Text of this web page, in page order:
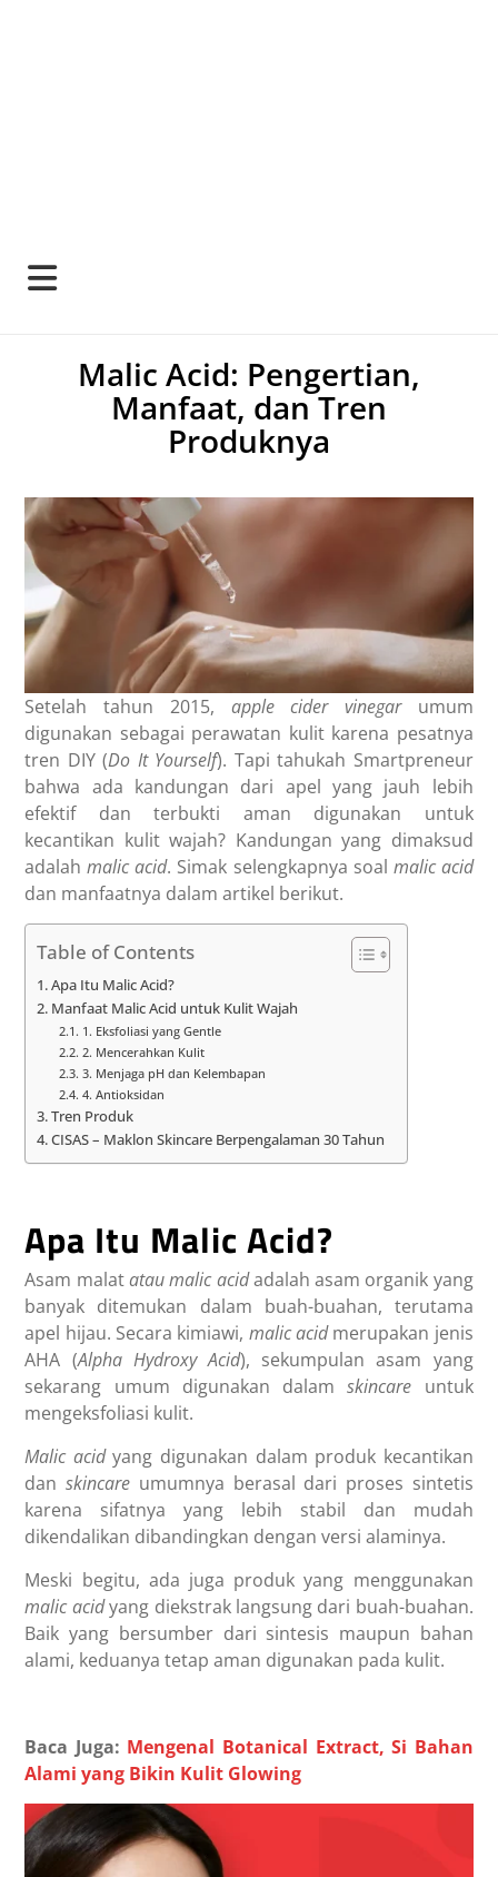
Malic Acid: Pengertian,
Manfaat, dan Tren
Produknya
Setelah tahun 2015, apple cider vinegarumum
digunakan sebagai perawatan kulit karena pesatnya
tren DIY (Do It Yourself). Tapi tahukah Smartpreneur
bahwa ada kandungan dari apel yang jauh lebih
efektif dan terbukti aman digunakan untuk
kecantikan kulit wajah? Kandungan yang dimaksud
adalahmalic acid. Simak selengkapnya soal malic acid
dan manfaatnya dalam artikel berikut.
Table of Contents
Apa Itu Malic Acid?
Manfaat Malic Acid untuk Kulit Wajah
1. Eksfoliasi yang Gentle
2. Mencerahkan Kulit
3. Menjaga pH dan Kelembapan
4. Antioksidan
Tren Produk
CISAS – Maklon Skincare Berpengalaman 30 Tahun
Apa Itu Malic Acid?
Asam malatatau malic acidadalah asam organik yang
banyak ditemukan dalam buah-buahan, terutama
apel hijau. Secara kimiawi, malic acidmerupakan jenis
AHA (Alpha Hydroxy Acid), sekumpulan asam yang
sekarang umum digunakan dalamskincare untuk
mengeksfoliasi kulit.
Malic acidyang digunakan dalam produk kecantikan
dan skincare umumnya berasal dari proses sintetis
karena sifatnya yang lebih stabil dan mudah
dikendalikan dibandingkan dengan versi alaminya.
Meski begitu, ada juga produk yang menggunakan
malic acidyang diekstrak langsung dari buah-buahan.
Baik yang bersumber dari sintesis maupun bahan
alami, keduanya tetap aman digunakan pada kulit.
Baca Juga: Mengenal Botanical Extract, Si Bahan
Alami yang Bikin Kulit Glowing